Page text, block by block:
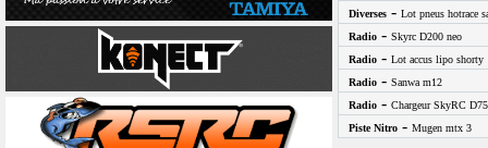
Diverses - Lot pneus hotrace
Radio - Skyrc D200 neo
Radio - Lot accus lipo shorty
Radio - Sanwa m12
Radio - Chargeur SkyRC
Piste Nitro - Mugen mtx 3